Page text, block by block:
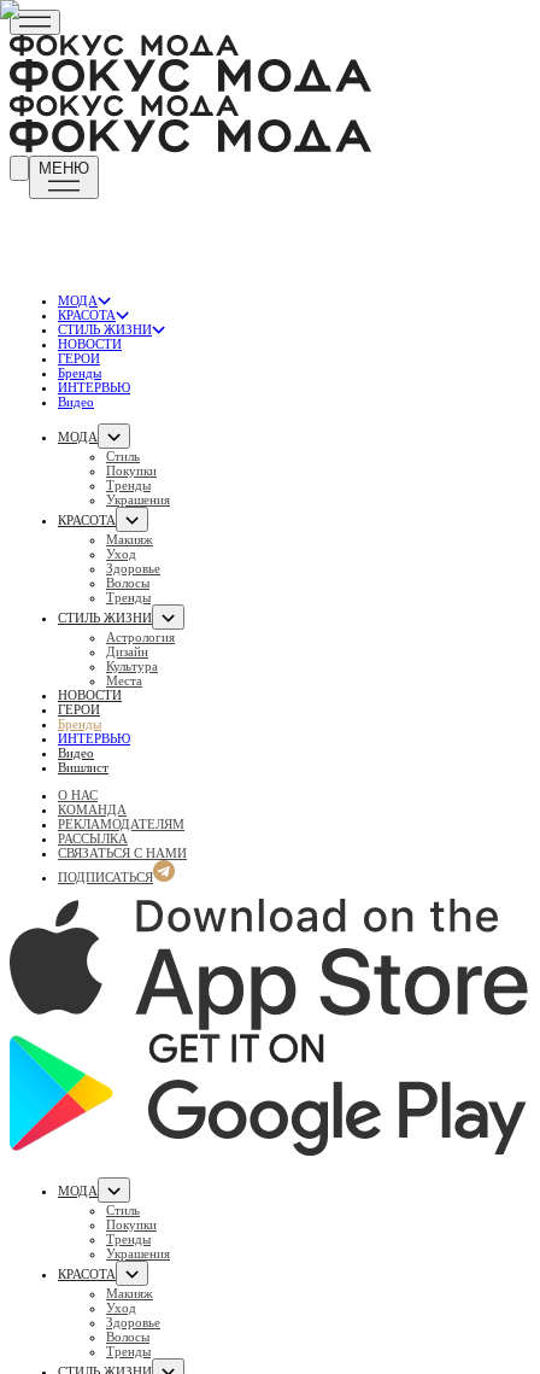
МЕНЮ
МОДА
КРАСОТА
СТИЛЬ ЖИЗНИ
НОВОСТИ
ГЕРОИ
Бренды
ИНТЕРВЬЮ
Видео
МОДА
Стиль
Покупки
Тренды
Украшения
КРАСОТА
Макияж
Уход
Здоровье
Волосы
Тренды
СТИЛЬ ЖИЗНИ
Астрология
Дизайн
Культура
Места
НОВОСТИ
ГЕРОИ
Бренды
ИНТЕРВЬЮ
Видео
Вишлист
О НАС
КОМАНДА
РЕКЛАМОДАТЕЛЯМ
РАССЫЛКА
СВЯЗАТЬСЯ С НАМИ
ПОДПИСАТЬСЯ
МОДА
Стиль
Покупки
Тренды
Украшения
КРАСОТА
Макияж
Уход
Здоровье
Волосы
Тренды
СТИЛЬ ЖИЗНИ